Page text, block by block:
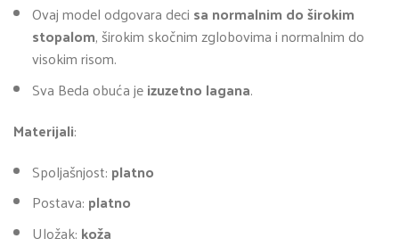
Ovaj model odgovara deci sa normalnim do širokim
stopalom, širokim skočnim zglobovima i normalnim do
visokim risom.
Sva Beda obuća jeizuzetno lagana.
Materijali:
Spoljašnjost: platno
Postava: platno
Uložak: koža